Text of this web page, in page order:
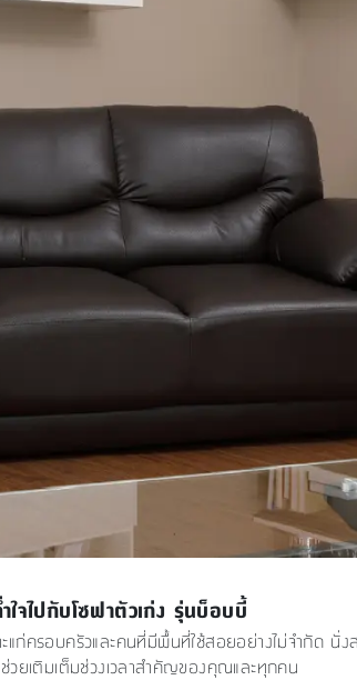
ใจไปกับโซฟาตัวเก่ง รุ่นบ็อบบี้
ครอบครัวและคนที่มีพื้นที่ใช้สอยอย่างไม่จำกัด นั่
วยเติมเต็มช่วงเวลาสำคัญของคุณและทุกคน